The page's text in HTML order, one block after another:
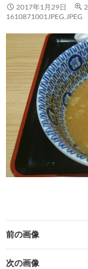
キ
ッ
プ
2017年1月29日
1610871001JPEG.JPEG
前の画像
次の画像